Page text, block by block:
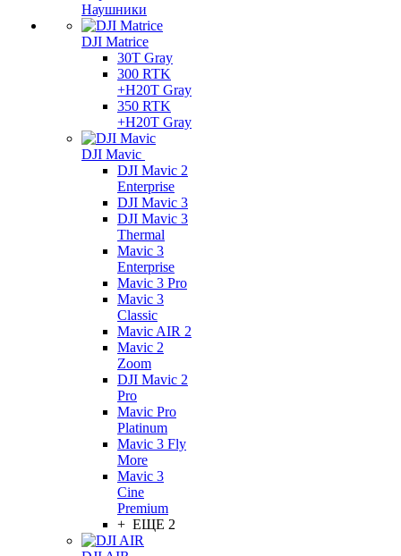
Наушники
DJI Matrice
30T Gray
300 RTK
+H20T Gray
350 RTK
+H20T Gray
DJI Mavic
DJI Mavic 2
Enterprise
DJI Mavic 3
DJI Mavic 3
Thermal
Mavic 3
Enterprise
Mavic 3 Pro
Mavic 3
Сlassic
Mavic AIR 2
Mavic 2
Zoom
DJI Mavic 2
Pro
Mavic Pro
Platinum
Mavic 3 Fly
More
Mavic 3
Cine
Premium
+ ЕЩЕ 2